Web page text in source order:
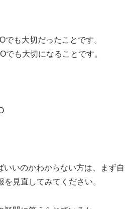
でも大切だったことです。
でも大切になることです。
いいのかわからない方は、まず自
見直してみてください。